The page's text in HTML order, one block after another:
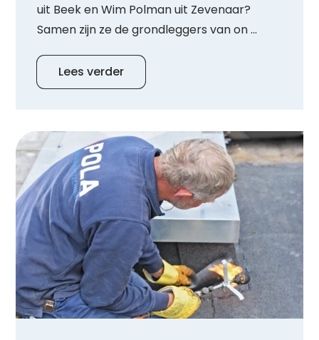
uit Beek en Wim Polman uit Zevenaar?
Samen zijn ze de grondleggers van on ...
Lees verder